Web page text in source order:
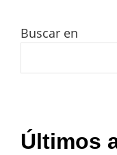
Buscar en
Últimos